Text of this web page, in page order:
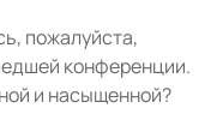
пожалуйста,
конференции.
и насыщенной?